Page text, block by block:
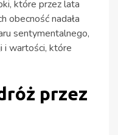
które przez lata
obecność nadała
sentymentalnego,
i wartości, które
przez